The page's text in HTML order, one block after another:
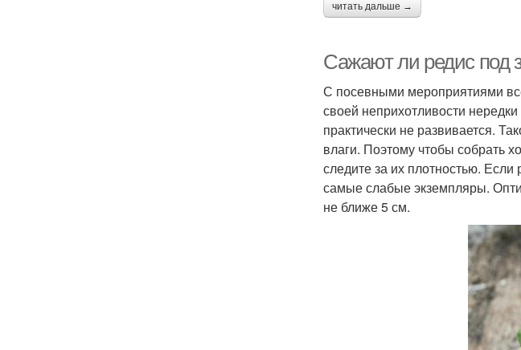
читать дальше →
Сажают ли редис под
С посевными мероприятиями
своей неприхотливости
практически не развивается.
влаги. Поэтому чтобы собрать
следите за их плотностью.
самые слабые экземпляры.
не ближе 5 см.